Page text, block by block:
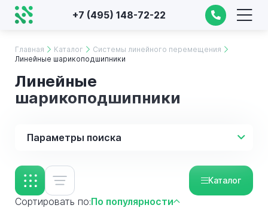
+7 (495) 148-72-22
Главная Каталог
Системы линейного перемещения
Линейные шарикоподшипники
Линейные
шарикоподшипники
Параметры поиска
Каталог
Сортировать по:По популярности